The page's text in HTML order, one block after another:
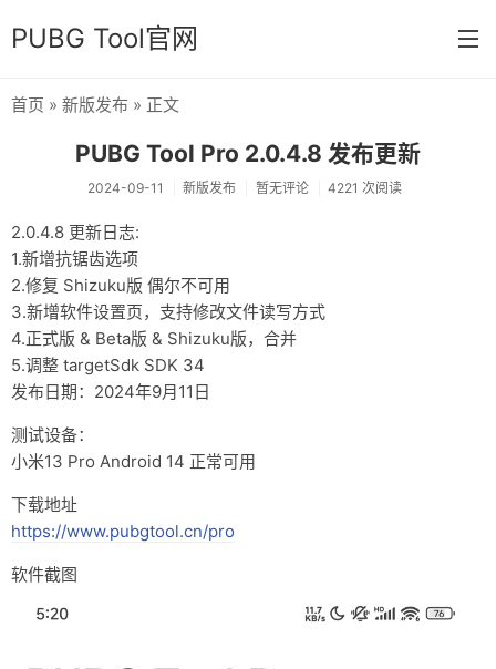
PUBG Tool官网
新版发布
开发相关
首页 » 新版发布 » 正文
PUBG Tool Pro 2.0.4.8 发布更新
2024-09-11 新版发布 暂无评论 4221 次阅读
2.0.4.8 更新日志:
1.新增抗锯齿选项
2.修复 Shizuku版 偶尔不可用
3.新增软件设置页，支持修改文件读写方式
4.正式版 & Beta版 & Shizuku版，合并
5.调整 targetSdk SDK 34
发布日期：2024年9月11日
测试设备：
小米13 Pro Android 14 正常可用
下载地址
https://www.pubgtool.cn/pro
软件截图